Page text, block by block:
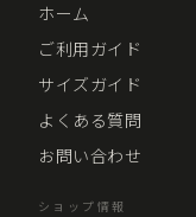
ホーム
ご利用ガイド
サイズガイド
よくある質問
お問い合わせ
ショップ情報